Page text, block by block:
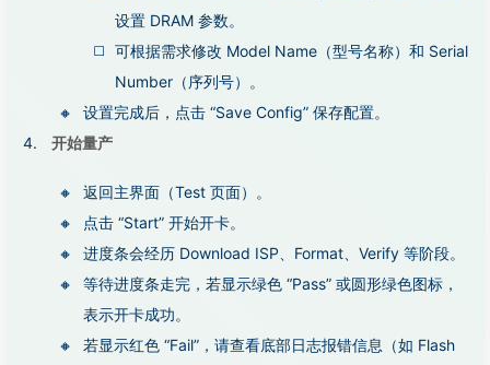
设置 DRAM 参数。
可根据需求修改 Model Name（型号名称）和 Serial
Number（序列号）。
设置完成后，点击 “Save Config” 保存配置。
开始量产
返回主界面（Test 页面）。
点击 “Start” 开始开卡。
进度条会经历 Download ISP、Format、Verify 等阶段。
等待进度条走完，若显示绿色 “Pass” 或圆形绿色图标，
表示开卡成功。
若显示红色 “Fail”，请查看底部日志报错信息（如 Flash